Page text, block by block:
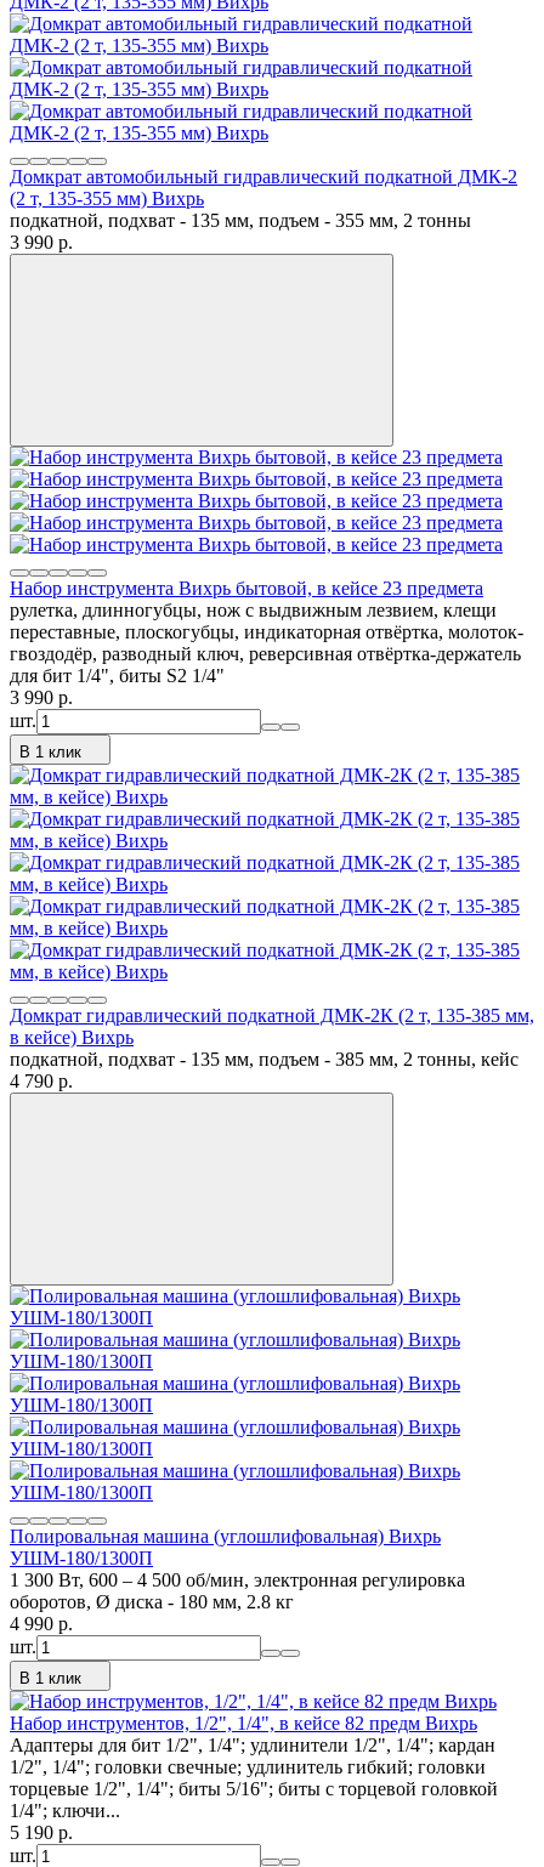
Домкрат автомобильный гидравлический подкатной ДМК-2
(2 т, 135-355 мм) Вихрь
подкатной, подхват - 135 мм, подъем - 355 мм, 2 тонны
3 990 p.
Набор инструмента Вихрь бытовой, в кейсе 23 предмета
рулетка, длинногубцы, нож с выдвижным лезвием, клещи
переставные, плоскогубцы, индикаторная отвёртка, молоток-
гвоздодёр, разводный ключ, реверсивная отвёртка-держатель
для бит 1/4", биты S2 1/4"
3 990 p.
шт.
В 1 клик
Домкрат гидравлический подкатной ДМК-2К (2 т, 135-385 мм,
в кейсе) Вихрь
подкатной, подхват - 135 мм, подъем - 385 мм, 2 тонны, кейс
4 790 p.
Полировальная машина (углошлифовальная) Вихрь
УШМ-180/1300П
1 300 Вт, 600 – 4 500 об/мин, электронная регулировка
оборотов, Ø диска - 180 мм, 2.8 кг
4 990 p.
шт.
В 1 клик
Набор инструментов, 1/2", 1/4", в кейсе 82 предм Вихрь
Адаптеры для бит 1/2", 1/4"; удлинители 1/2", 1/4"; кардан
1/2", 1/4"; головки свечные; удлинитель гибкий; головки
торцевые 1/2", 1/4"; биты 5/16"; биты с торцевой головкой
1/4"; ключи...
5 190 p.
шт.